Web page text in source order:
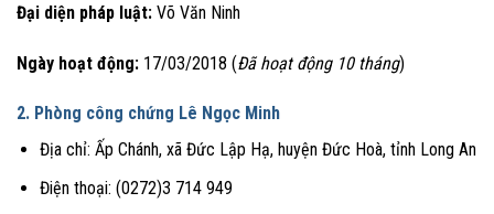
Đại diện pháp luật: Võ Văn Ninh
Ngày hoạt động: 17/03/2018 (Đã hoạt động 10 tháng)
2. Phòng công chứng Lê Ngọc Minh
Địa chỉ: Ấp Chánh, xã Đức Lập Hạ, huyện Đức Hoà, tỉnh Long An
Điện thoại: (0272)3 714 949